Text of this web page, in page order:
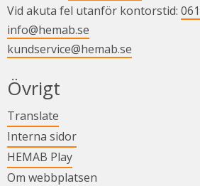
Vid akuta fel utanför kontorstid:
info@hemab.se
kundservice@hemab.se
Övrigt
Translate
Interna sidorLänk till annan
HEMAB PlayLänk till annan
Om webbplatsen